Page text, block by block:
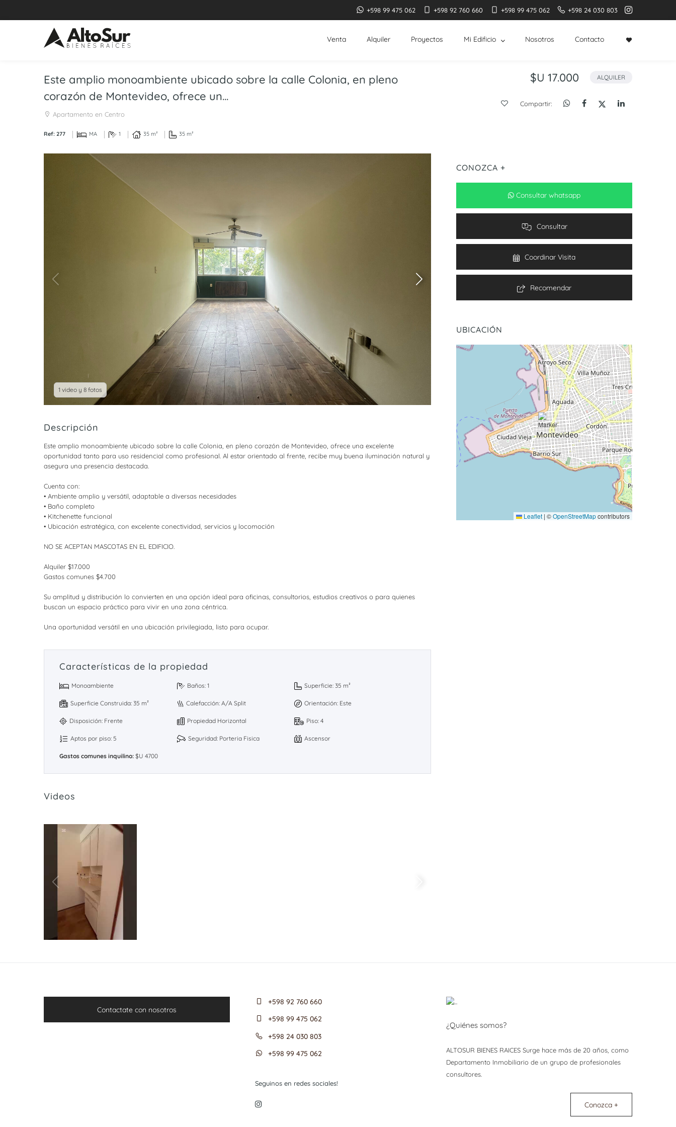
+598 99 475 062 +598 92 760 660 +598 99 475 062 +598 24 030 803
Venta Alquiler Proyectos Mi Edificio Nosotros Contacto
Este amplio monoambiente ubicado sobre la calle Colonia, en pleno
corazón de Montevideo, ofrece un...
Apartamento en Centro
Ref: 277 MA 1 35 m² 35 m²
$U 17.000 ALQUILER
Compartir:
1 video y 8 fotos
Descripción
Este amplio monoambiente ubicado sobre la calle Colonia, en pleno corazón de Montevideo, ofrece una excelente
oportunidad tanto para uso residencial como profesional. Al estar orientado al frente, recibe muy buena iluminación natural y
asegura una presencia destacada.
Cuenta con:
• Ambiente amplio y versátil, adaptable a diversas necesidades
• Baño completo
• Kitchenette funcional
• Ubicación estratégica, con excelente conectividad, servicios y locomoción
NO SE ACEPTAN MASCOTAS EN EL EDIFICIO.
Alquiler $17.000
Gastos comunes $4.700
Su amplitud y distribución lo convierten en una opción ideal para oficinas, consultorios, estudios creativos o para quienes
buscan un espacio práctico para vivir en una zona céntrica.
Una oportunidad versátil en una ubicación privilegiada, listo para ocupar.
Características de la propiedad
Monoambiente Baños: 1 Superficie: 35 m²
Superficie Construida: 35 m² Calefacción: A/A Split Orientación: Este
Disposición: Frente Propiedad Horizontal Piso: 4
Aptos por piso: 5 Seguridad: Porteria Fisica Ascensor
Gastos comunes inquilino: $U 4700
Videos
CONOZCA +
Consultar whatsapp
Consultar
Coordinar Visita
Recomendar
UBICACIÓN
Leaflet | ©OpenStreetMapcontributors
Contactate con nosotros
+598 92 760 660
+598 99 475 062
+598 24 030 803
+598 99 475 062
Seguinos en redes sociales!
¿Quiénes somos?
ALTOSUR BIENES RAICES Surge hace más de 20 años, como
Departamento Inmobiliario de un grupo de profesionales
consultores.
Conozca +